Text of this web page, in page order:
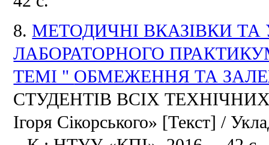
8.МЕТОДИЧНІ ВКАЗІВКИ
ЛАБОРАТОРНОГО
ТЕМІ " ОБМЕЖЕННЯ ТА
СТУДЕНТІВ ВСІХ
Ігоря Сікорського» [Текст] /